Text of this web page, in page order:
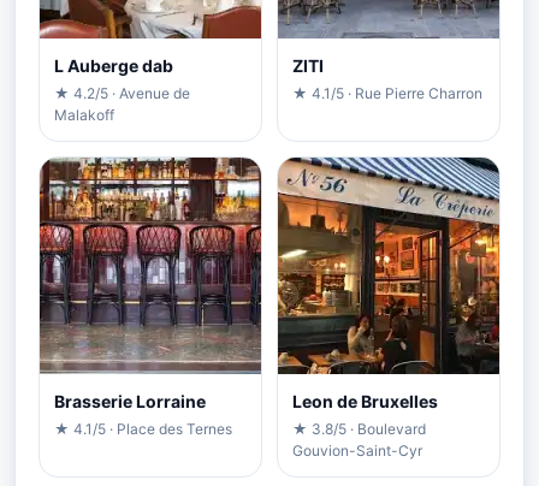
L Auberge dab
★ 4.2/5 · Avenue de
Malakoff
ZITI
★ 4.1/5 · Rue Pierre Charron
Brasserie Lorraine
★ 4.1/5 · Place des Ternes
Leon de Bruxelles
★ 3.8/5 · Boulevard
Gouvion-Saint-Cyr